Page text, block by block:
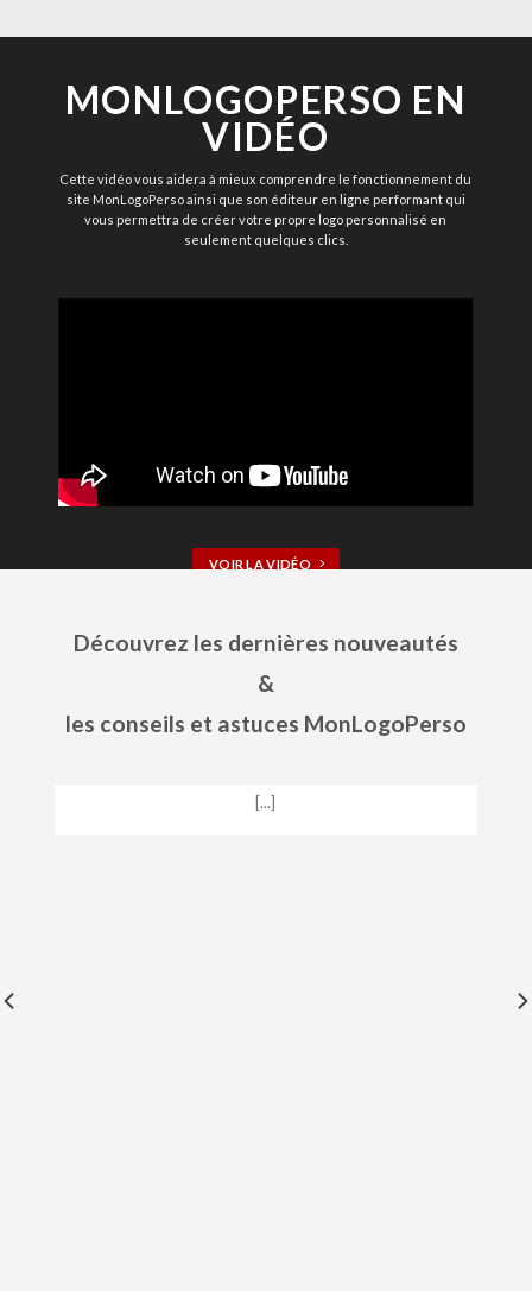
MONLOGOPERSO EN
VIDÉO
Cette vidéo vous aidera à mieux comprendre le fonctionnement du
site MonLogoPerso ainsi que son éditeur en ligne performant qui
vous permettra de créer votre propre logo personnalisé en
seulement quelques clics.
VOIR LA VIDÉO
Découvrez les dernières nouveautés
&
les conseils et astuces MonLogoPerso
Comment réaliser un bon logo ?
[...]